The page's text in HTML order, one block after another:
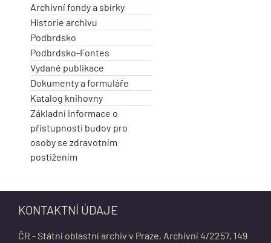
Archivní fondy a sbírky
Historie archivu
Podbrdsko
Podbrdsko-Fontes
Vydané publikace
Dokumenty a formuláře
Katalog knihovny
Základní informace o
přístupnosti budov pro
osoby se zdravotním
postižením
KONTAKTNÍ ÚDAJE
ČR - Státní oblastní archiv v Praze, Archivní 4/2257, 149